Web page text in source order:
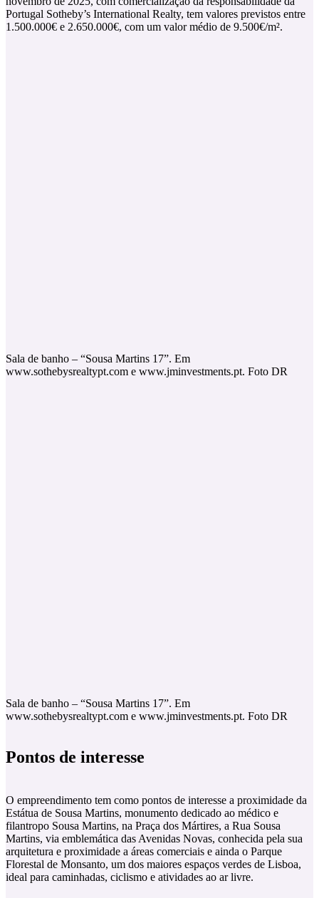
Portugal Sotheby’s International Realty, tem valores previstos entre
1.500.000€ e 2.650.000€, com um valor médio de 9.500€/m².
Sala de banho – “Sousa Martins 17”. Em
www.sothebysrealtypt.com e www.jminvestments.pt. Foto DR
Sala de banho – “Sousa Martins 17”. Em
www.sothebysrealtypt.com e www.jminvestments.pt. Foto DR
Pontos de interesse
O empreendimento tem como pontos de interesse a proximidade da
Estátua de Sousa Martins, monumento dedicado ao médico e
filantropo Sousa Martins, na Praça dos Mártires, a Rua Sousa
Martins, via emblemática das Avenidas Novas, conhecida pela sua
arquitetura e proximidade a áreas comerciais e ainda o Parque
Florestal de Monsanto, um dos maiores espaços verdes de Lisboa,
ideal para caminhadas, ciclismo e atividades ao ar livre.